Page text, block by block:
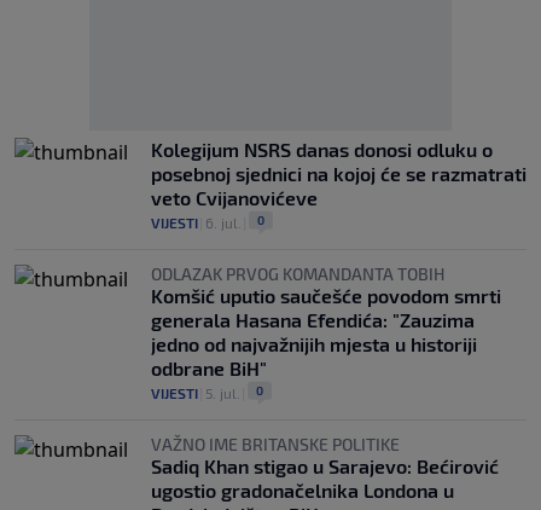
Kolegijum NSRS danas donosi odluku o
posebnoj sjednici na kojoj će se razmatrati
veto Cvijanovićeve
VIJESTI 6. jul. 0
ODLAZAK PRVOG KOMANDANTA TOBIH
Komšić uputio saučešće povodom smrti
generala Hasana Efendića: "Zauzima
jedno od najvažnijih mjesta u historiji
odbrane BiH"
VIJESTI 5. jul. 0
VAŽNO IME BRITANSKE POLITIKE
Sadiq Khan stigao u Sarajevo: Bećirović
ugostio gradonačelnika Londona u